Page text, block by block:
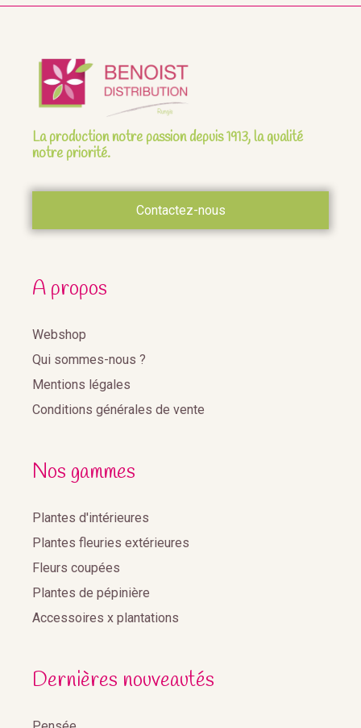
La production notre passion depuis 1913, la qualité
notre priorité.
Contactez-nous
A propos
Webshop
Qui sommes-nous ?
Mentions légales
Conditions générales de vente
Nos gammes
Plantes d'intérieures
Plantes fleuries extérieures
Fleurs coupées
Plantes de pépinière
Accessoires x plantations
Dernières nouveautés